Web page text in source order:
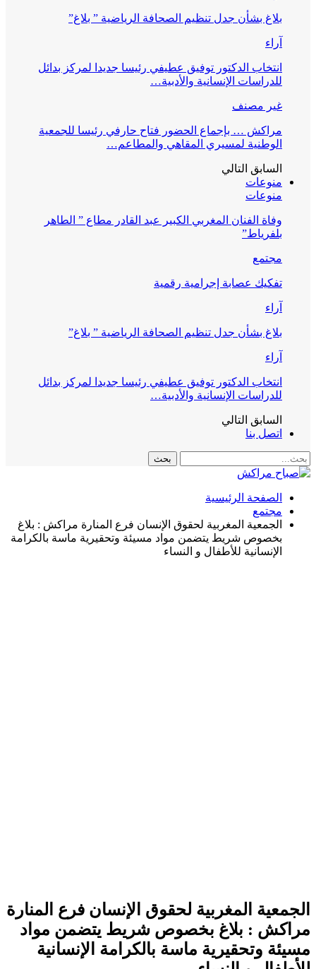
بلاغ بشأن جدل تنظيم الصحافة الرياضية ” بلاغ”
آراء
انتخاب الدكتور توفيق عطيفي رئيسا جديدا لمركز بدائل
للدراسات الإنسانية والأدبية…
غير مصنف
مراكش … بإجماع الحضور فتاح حارفي رئيسا للجمعية
الوطنية لمسيري المقاهي والمطاعم…
السابق التالي
منوعات
منوعات
وفاة الفنان المغربي الكبير عبد القادر مطاع ” الطاهر
بلفرياط”
مجتمع
تفكيك عصابة إجرامية رقمية
آراء
بلاغ بشأن جدل تنظيم الصحافة الرياضية ” بلاغ”
آراء
انتخاب الدكتور توفيق عطيفي رئيسا جديدا لمركز بدائل
للدراسات الإنسانية والأدبية…
السابق التالي
اتصل بنا
الصفحة الرئيسية
مجتمع
الجمعية المغربية لحقوق الإنسان فرع المنارة مراكش : بلاغ
بخصوص شريط يتضمن مواد مسيئة وتحقيرية ماسة بالكرامة
الإنسانية للأطفال و النساء
الجمعية المغربية لحقوق الإنسان فرع المنارة
مراكش : بلاغ بخصوص شريط يتضمن مواد
مسيئة وتحقيرية ماسة بالكرامة الإنسانية